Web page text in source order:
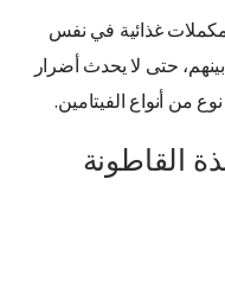
غذائية في نفس
حتى لا يحدث أضرار
من أنواع الفيتامين.
القاطونة